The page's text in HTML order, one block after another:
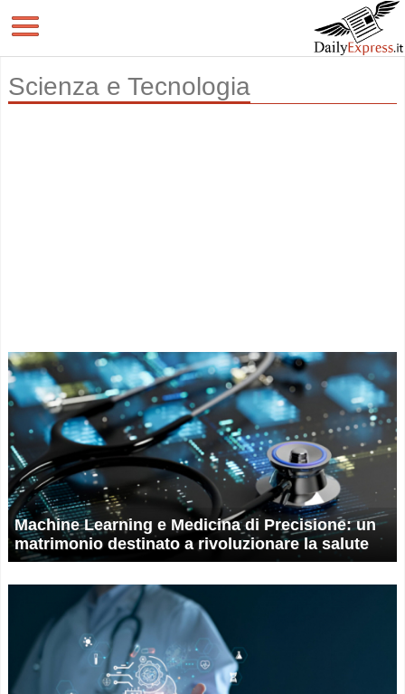
Scienza e Tecnologia
Machine Learning e Medicina di Precisione: un
matrimonio destinato a rivoluzionare la salute